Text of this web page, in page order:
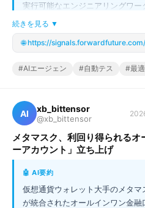
実行可能なエンジニアリングワ
るライブラリです。ページロード
ー修正、100%テストカバレッジ
自動で検証・改善し続けるプロセ
イクルをAIエージェントに任せる
続きを見る ▼
🌐 https://
#AIエージェン #自動テス #最
AI xb_bittensor
@xb_bittensor
メタマスク、利回り得られる
ーアカウント」立ち上げ
🤖 AI要約
仮想通貨ウォレット大手のメタ
が統合されたオールインワン金